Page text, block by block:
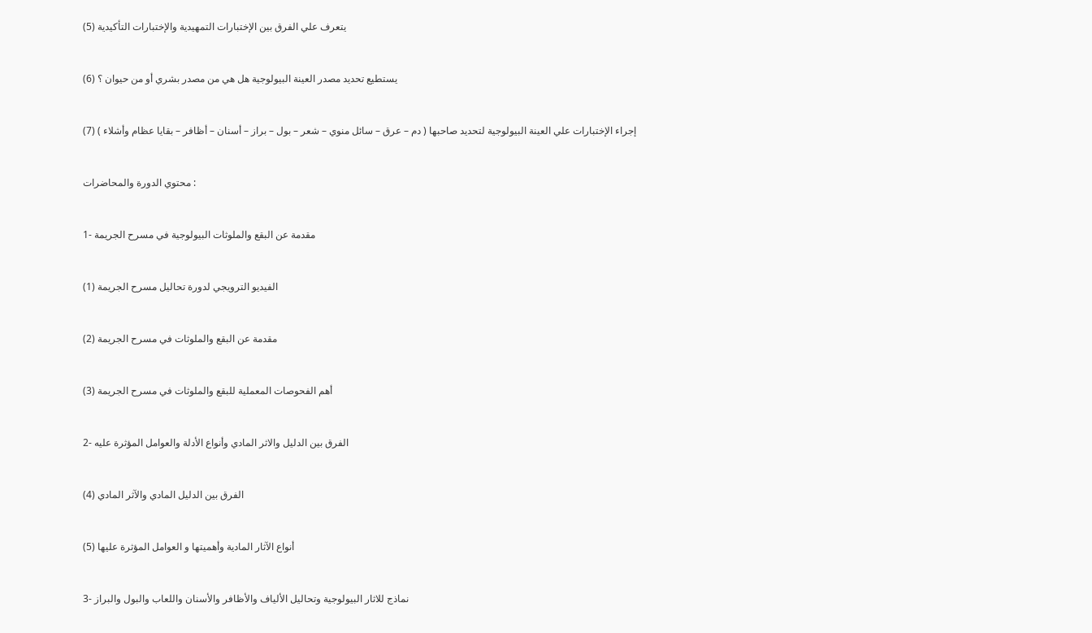
(5) يتعرف علي الفرق بين الإختبارات التمهيدية والإختبارات التأكيدية
(6) يستطيع تحديد مصدر العينة البيولوجية هل هي من مصدر بشري أو من حيوان ؟
(7) إجراء الإختبارات علي العينة البيولوجية لتحديد صاحبها ( دم – عرق – سائل منوي – شعر – بول – براز – أسنان – أظافر – بقايا عظام وأشلاء )
محتوي الدورة والمحاضرات :
1- مقدمة عن البقع والملوثات البيولوجية في مسرح الجريمة
(1) الفيديو الترويجي لدورة تحاليل مسرح الجريمة
(2) مقدمة عن البقع والملوثات في مسرح الجريمة
(3) أهم الفحوصات المعملية للبقع والملوثات في مسرح الجريمة
2- الفرق بين الدليل والاثر المادي وأنواع الأدلة والعوامل المؤثرة عليه
(4) الفرق بين الدليل المادي والآثر المادي
(5) أنواع الآثار المادية وأهميتها و العوامل المؤثرة عليها
3- نماذج للاثار البيولوجية وتحاليل الألياف والأظافر والأسنان واللعاب والبول والبراز